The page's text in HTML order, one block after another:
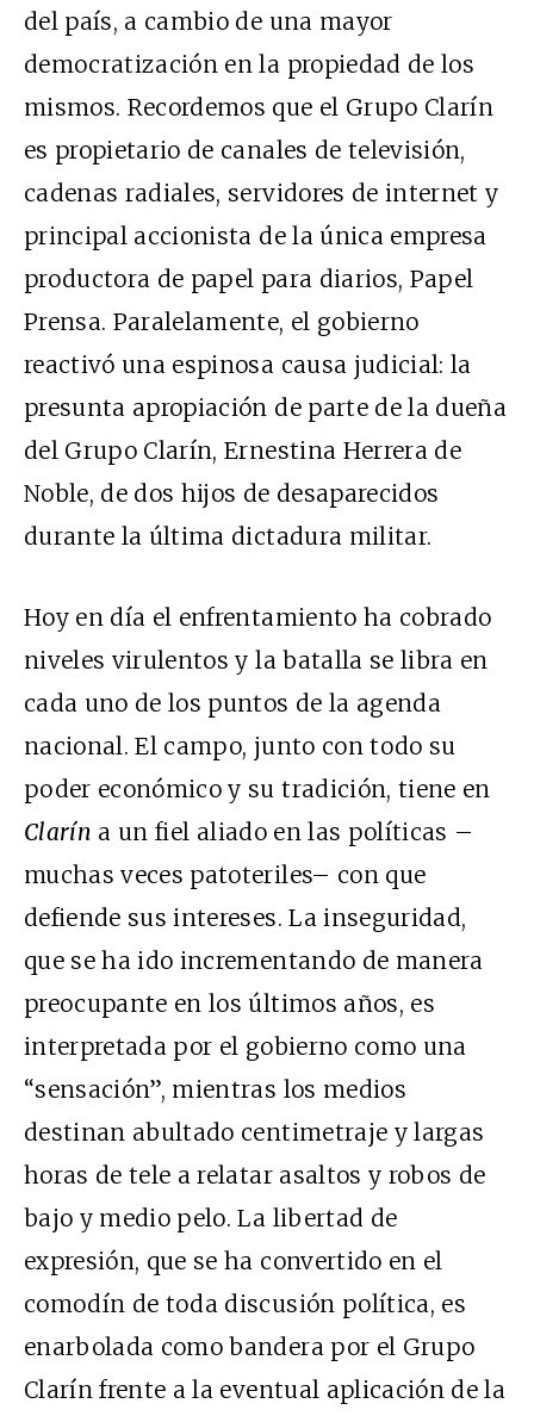
del país, a cambio de una mayor
democratización en la propiedad de los
mismos. Recordemos que el Grupo Clarín
es propietario de canales de televisión,
cadenas radiales, servidores de internet y
principal accionista de la única empresa
productora de papel para diarios, Papel
Prensa. Paralelamente, el gobierno
reactivó una espinosa causa judicial: la
presunta apropiación de parte de la dueña
del Grupo Clarín, Ernestina Herrera de
Noble, de dos hijos de desaparecidos
durante la última dictadura militar.
Hoy en día el enfrentamiento ha cobrado
niveles virulentos y la batalla se libra en
cada uno de los puntos de la agenda
nacional. El campo, junto con todo su
poder económico y su tradición, tiene en
Clarín a un fiel aliado en las políticas –
muchas veces patoteriles– con que
defiende sus intereses. La inseguridad,
que se ha ido incrementando de manera
preocupante en los últimos años, es
interpretada por el gobierno como una
“sensación”, mientras los medios
destinan abultado centimetraje y largas
horas de tele a relatar asaltos y robos de
bajo y medio pelo. La libertad de
expresión, que se ha convertido en el
comodín de toda discusión política, es
enarbolada como bandera por el Grupo
Clarín frente a la eventual aplicación de la